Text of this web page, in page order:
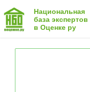
Национальная
база экспертов
в Оценке ру